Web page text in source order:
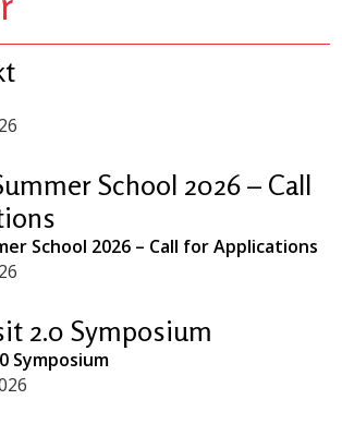
School 2026 – Call
School 2026 – Call for Applications
2.0 Symposium
Symposium